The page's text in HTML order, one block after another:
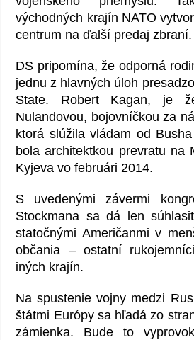
východných krajín NATO
centrum na ďalší predaj
DS pripomína, že odporná
jednu z hlavných úloh
State. Robert Kagan, je
Nulandovou, bojovníčkou za
ktorá slúžila vládam od
bola architektkou prevratu na
Kyjeva vo februári 2014.
S uvedenými závermi
Stockmana sa dá len
statočnými Američanmi v
občania – ostatní
iných krajín.
Na spustenie vojny medzi
štátmi Európy sa hľadá zo
zámienka. Bude to